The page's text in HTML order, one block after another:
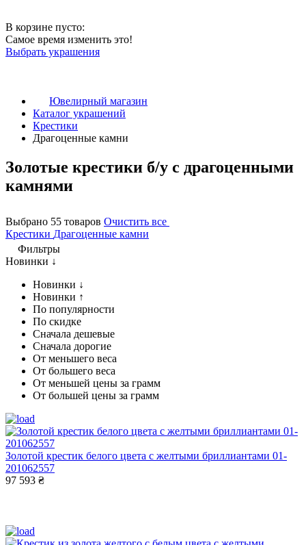
В корзине пусто:
Самое время изменить это!
Выбрать украшения
Ювелирный магазин
Каталог украшений
Крестики
Драгоценные камни
Золотые крестики б/у с драгоценными
камнями
Выбрано 55 товаров Очистить все
Крестики Драгоценные камни
Фильтры
Новинки ↓
Новинки ↓
Новинки ↑
По популярности
По скидке
Сначала дешевые
Сначала дорогие
От меньшего веса
От большего веса
От меньшей цены за грамм
От большей цены за грамм
Золотой крестик белого цвета с желтыми бриллиантами 01-
201062557
97 593 ₴